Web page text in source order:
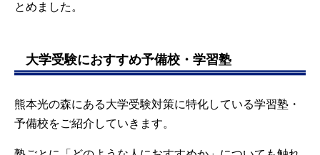
とめました。
大学受験におすすめ予備校・学習塾
熊本光の森にある大学受験対策に特化している学習塾・
予備校をご紹介していきます。